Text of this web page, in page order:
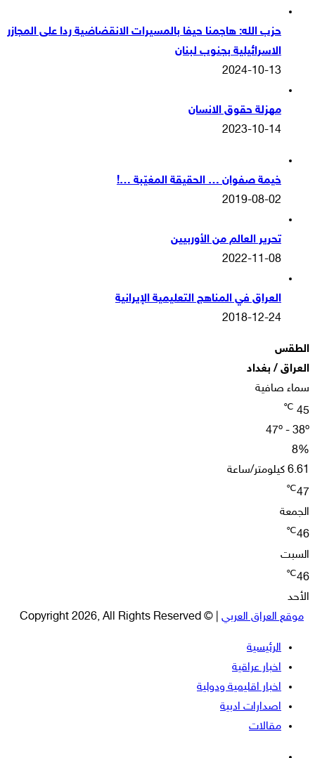
حزب الله: هاجمنا حيفا بالمسيرات الانقضاضية ردا على المجازر
الاسرائيلية بجنوب لبنان
2024-10-13
مهزلة حقوق الانسان
2023-10-14
خيمة صفوان … الحقيقة المغيّبة …!
2019-08-02
تحرير العالم من الأوربيين
2022-11-08
العراق في المناهج التعليمية الإيرانية
2018-12-24
الطقس
العراق / بغداد
سماء صافية
45
℃
47º - 38º
8%
6.61 كيلومتر/ساعة
47
℃
الجمعة
46
℃
السبت
46
℃
الأحد
موقع العراق العربي | © Copyright 2026, All Rights Reserved
الرئيسية
اخبار عراقية
اخبار اقليمية ودولية
اصدارات ادبية
مقالات